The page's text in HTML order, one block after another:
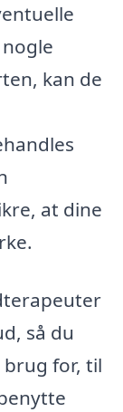
kan de
at dine
så du
for, til